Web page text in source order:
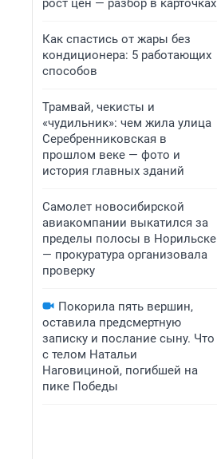
рост цен — разбор в карточках
Как спастись от жары без
кондиционера: 5 работающих
способов
Трамвай, чекисты и
«чудильник»: чем жила улица
Серебренниковская в
прошлом веке — фото и
история главных зданий
Самолет новосибирской
авиакомпании выкатился за
пределы полосы в Норильске
— прокуратура организовала
проверку
Покорила пять вершин,
оставила предсмертную
записку и послание сыну. Что
с телом Натальи
Наговициной, погибшей на
пике Победы